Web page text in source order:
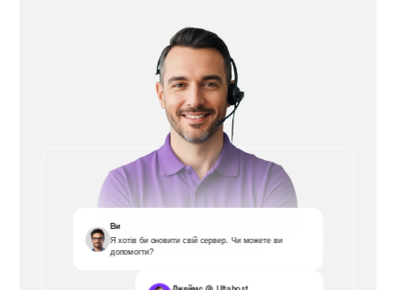
Ви
Я хотів би оновити свій сервер. Чи можете ви
допомогти?